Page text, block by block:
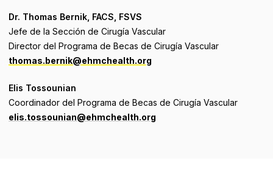
Dr. Thomas Bernik, FACS, FSVS
Jefe de la Sección de Cirugía Vascular
Director del Programa de Becas de Cirugía Vascular
thomas.bernik@ehmchealth.org
Elis Tossounian
Coordinador del Programa de Becas de Cirugía Vascular
elis.tossounian@ehmchealth.org